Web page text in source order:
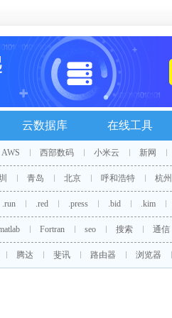
云数据库 在线工具
AWS 西部数码 小米云 新网
青岛 北京 呼和浩特 杭州
.run .red .press .bid .kim
Fortran seo 搜索 通信
腾达 斐讯 路由器 浏览器